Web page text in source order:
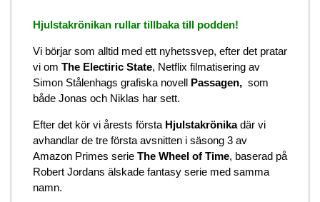
Hjulstakrönikan rullar tillbaka till podden!
Vi börjar som alltid med ett nyhetssvep, efter det pratar
vi om The Electiric State, Netflix filmatisering av
Simon Stålenhags grafiska novell Passagen, som
både Jonas och Niklas har sett.
Efter det kör vi årests första Hjulstakrönikadär vi
avhandlar de tre första avsnitten i säsong 3 av
Amazon Primes serie The Wheel of Time, baserad på
Robert Jordans älskade fantasy serie med samma
namn.